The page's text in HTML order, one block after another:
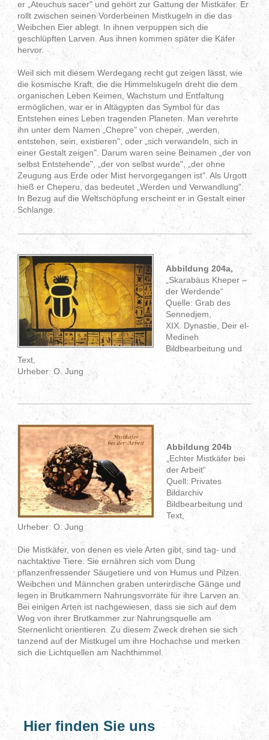
er „Ateuchus sacer" und gehört zur Gattung der Mistkäfer. Er
rollt zwischen seinen Vorderbeinen Mistkugeln in die das
Weibchen Eier ablegt. In ihnen verpuppen sich die
geschlüpften Larven. Aus ihnen kommen später die Käfer
hervor.
Weil sich mit diesem Werdegang recht gut zeigen lässt, wie
die kosmische Kraft, die die Himmelskugeln dreht die dem
organischen Leben Keimen, Wachstum und Entfaltung
ermöglichen, war er in Altägypten das Symbol für das
Entstehen eines Leben tragenden Planeten. Man verehrte
ihn unter dem Namen „Chepre" von cheper, „werden,
entstehen, sein, existieren", oder „sich verwandeln, sich in
einer Gestalt zeigen". Darum waren seine Beinamen „der von
selbst Entstehende", „der von selbst wurde", „der ohne
Zeugung aus Erde oder Mist hervorgegangen ist". Als Urgott
hieß er Cheperu, das bedeutet „Werden und Verwandlung".
In Bezug auf die Weltschöpfung erscheint er in Gestalt einer
Schlange.
Abbildung 204a,
„Skarabäus Kheper –
der Werdende“
Quelle: Grab des
Sennedjem,
XIX. Dynastie, Deir el-
Medineh
Bildbearbeitung und
Text,
Urheber: O. Jung
Abbildung 204b
„Echter Mistkäfer bei
der Arbeit“
Quell: Privates
Bildarchiv
Bildbearbeitung und
Text,
Urheber: O. Jung
Die Mistkäfer, von denen es viele Arten gibt, sind tag- und
nachtaktive Tiere. Sie ernähren sich vom Dung
pflanzenfressender Säugetiere und von Humus und Pilzen.
Weibchen und Männchen graben unterirdische Gänge und
legen in Brutkammern Nahrungsvorräte für ihre Larven an.
Bei einigen Arten ist nachgewiesen, dass sie sich auf dem
Weg von ihrer Brutkammer zur Nahrungsquelle am
Sternenlicht orientieren. Zu diesem Zweck drehen sie sich
tanzend auf der Mistkugel um ihre Hochachse und merken
sich die Lichtquellen am Nachthimmel.
Hier finden Sie uns